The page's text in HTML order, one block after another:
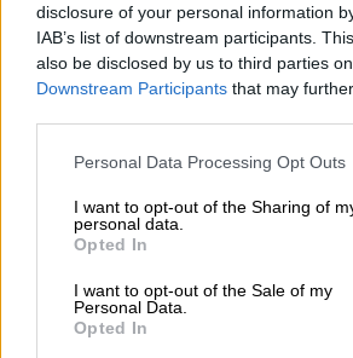
disclosure of your personal information
IAB’s list of downstream participants.
also be disclosed by us to third parties
Downstream Participants that may
Please note that this website/app uses
not limited to your visit or usage
grant or deny consent to Google and its
use your data for below specified
consent section.
Personal Data Processing Opt Outs
I want to opt-out of the Sharing of
personal data.
Opted In
I want to opt-out of the Sale of my
Personal Data.
Opted In
Ιστορία|14.01.2021 23:04
Το τελευταίο «γύρισμα»: Η
κενό του σκηνοθέτη που
Hollywood